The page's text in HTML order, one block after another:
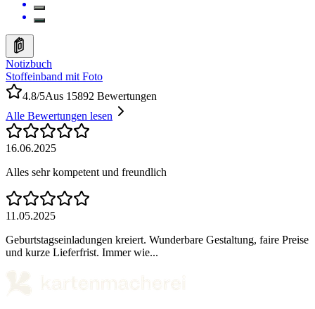
Notizbuch
Stoffeinband mit Foto
4.8/5Aus 15892 Bewertungen
Alle Bewertungen lesen
16.06.2025
Alles sehr kompetent und freundlich
11.05.2025
Geburtstagseinladungen kreiert. Wunderbare Gestaltung, faire Preise
und kurze Lieferfrist. Immer wie...